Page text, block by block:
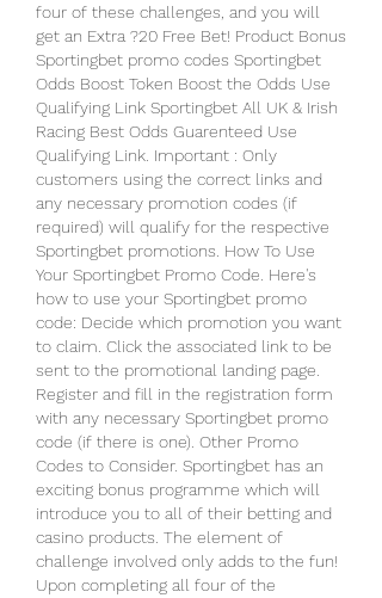
four of these challenges, and you will
get an Extra ?20 Free Bet! Product Bonus
Sportingbet promo codes Sportingbet
Odds Boost Token Boost the Odds Use
Qualifying Link Sportingbet All UK & Irish
Racing Best Odds Guarenteed Use
Qualifying Link. Important : Only
customers using the correct links and
any necessary promotion codes (if
required) will qualify for the respective
Sportingbet promotions. How To Use
Your Sportingbet Promo Code. Here's
how to use your Sportingbet promo
code: Decide which promotion you want
to claim. Click the associated link to be
sent to the promotional landing page.
Register and fill in the registration form
with any necessary Sportingbet promo
code (if there is one). Other Promo
Codes to Consider. Sportingbet has an
exciting bonus programme which will
introduce you to all of their betting and
casino products. The element of
challenge involved only adds to the fun!
Upon completing all four of the